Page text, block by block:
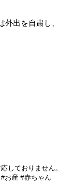
出を自粛し
しておりません。
#お産 #赤ちゃん